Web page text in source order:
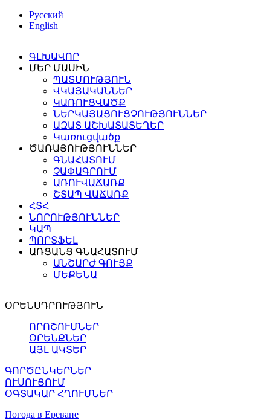
Русский
English
ԳԼԽԱՎՈՐ
ՄԵՐ ՄԱՍԻՆ
ՊԱՏՄՈՒԹՅՈՒՆ
ՎԿԱՅԱԿԱՆՆԵՐ
ԿԱՌՈՒՑՎԱԾՔ
ՆԵՐԿԱՅԱՑՈՒՑՉՈՒԹՅՈՒՆՆԵՐ
ԱԶԱՏ ԱՇԽԱՏԱՏԵՂԵՐ
Կառուցվածք
ԾԱՌԱՅՈՒԹՅՈՒՆՆԵՐ
ԳՆԱՀԱՏՈՒՄ
ՉԱՓԱԳՐՈՒՄ
ԱՌՈՒՎԱՃԱՌՔ
ՇՏԱՊ ՎԱՃԱՌՔ
ՀՏՀ
ՆՈՐՈՒԹՅՈՒՆՆԵՐ
ԿԱՊ
ՊՈՐՏՖԵԼ
ԱՌՑԱՆՑ ԳՆԱՀԱՏՈՒՄ
ԱՆՇԱՐԺ ԳՈՒՅՔ
ՄԵՔԵՆԱ
ՕՐԵՆՍԴՐՈՒԹՅՈՒՆ
ՈՐՈՇՈՒՄՆԵՐ
ՕՐԵՆՔՆԵՐ
ԱՅԼ ԱԿՏԵՐ
ԳՈՐԾԸՆԿԵՐՆԵՐ
ՈՒՍՈՒՑՈՒՄ
ՕԳՏԱԿԱՐ ՀՂՈՒՄՆԵՐ
Погода в Ереване